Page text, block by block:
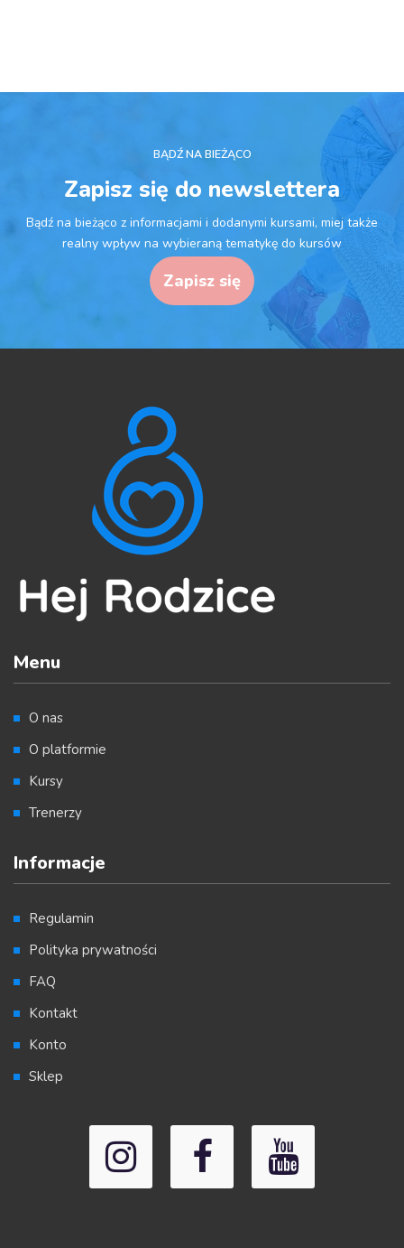
BĄDŹ NA BIEŻĄCO
Zapisz się do newslettera
Bądź na bieżąco z informacjami i dodanymi kursami, miej także
realny wpływ na wybieraną tematykę do kursów
Zapisz się
Menu
O nas
O platformie
Kursy
Trenerzy
Informacje
Regulamin
Polityka prywatności
FAQ
Kontakt
Konto
Sklep